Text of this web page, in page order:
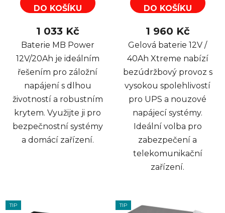
DO KOŠÍKU
1 033 Kč
Baterie MB Power
12V/20Ah je ideálním
řešením pro záložní
napájení s dlhou
životností a robustním
krytem. Využijte ji pro
bezpečnostní systémy
a domácí zařízení.
DO KOŠÍKU
1 960 Kč
Gelová baterie 12V /
40Ah Xtreme nabízí
bezúdržbový provoz s
vysokou spolehlivostí
pro UPS a nouzové
napájecí systémy.
Ideální volba pro
zabezpečení a
telekomunikační
zařízení.
TIP TIP